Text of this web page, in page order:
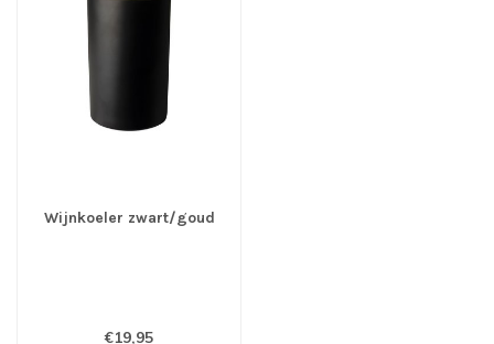
Wijnkoeler zwart/goud
€19,95